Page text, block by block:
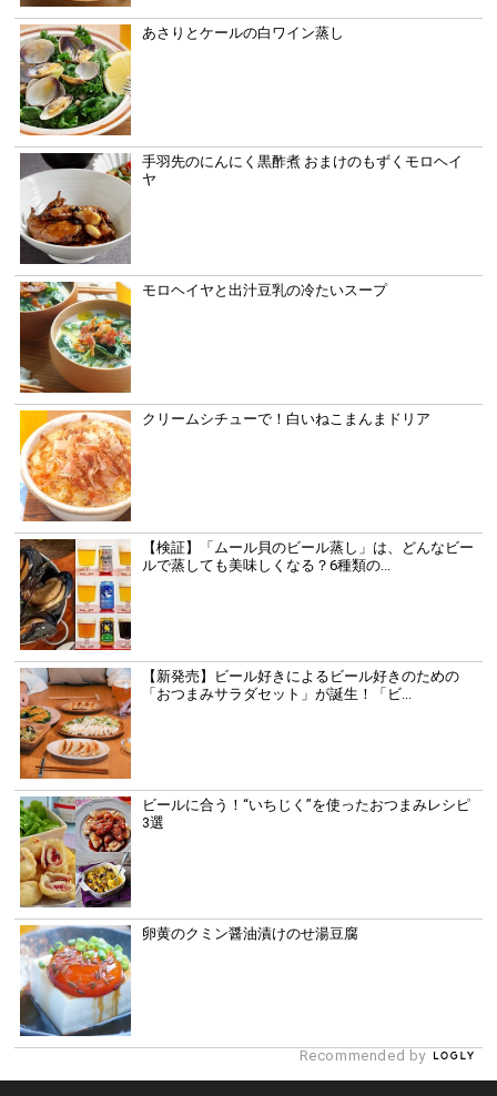
あさりとケールの白ワイン蒸し
手羽先のにんにく黒酢煮 おまけのもずくモロヘイ
ヤ
モロヘイヤと出汁豆乳の冷たいスープ
クリームシチューで！白いねこまんまドリア
【検証】「ムール貝のビール蒸し」は、どんなビー
ルで蒸しても美味しくなる？6種類の...
【新発売】ビール好きによるビール好きのための
「おつまみサラダセット」が誕生！「ビ...
ビールに合う！“いちじく”を使ったおつまみレシピ
3選
卵黄のクミン醤油漬けのせ湯豆腐
Recommended by